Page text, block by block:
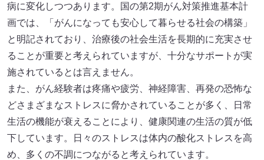
病に変化しつつあります。国の第2期がん対策推進基本計
画では、「がんになっても安心して暮らせる社会の構築」
と明記されており、治療後の社会生活を長期的に充実させ
ることが重要と考えられていますが、十分なサポートが実
施されているとは言えません。
また、がん経験者は疼痛や疲労、神経障害、再発の恐怖な
どさまざまなストレスに脅かされていることが多く、日常
生活の機能が衰えることにより、健康関連の生活の質が低
下しています。日々のストレスは体内の酸化ストレスを高
め、多くの不調につながると考えられています。